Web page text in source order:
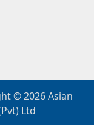
© 2026Asian
Ltd